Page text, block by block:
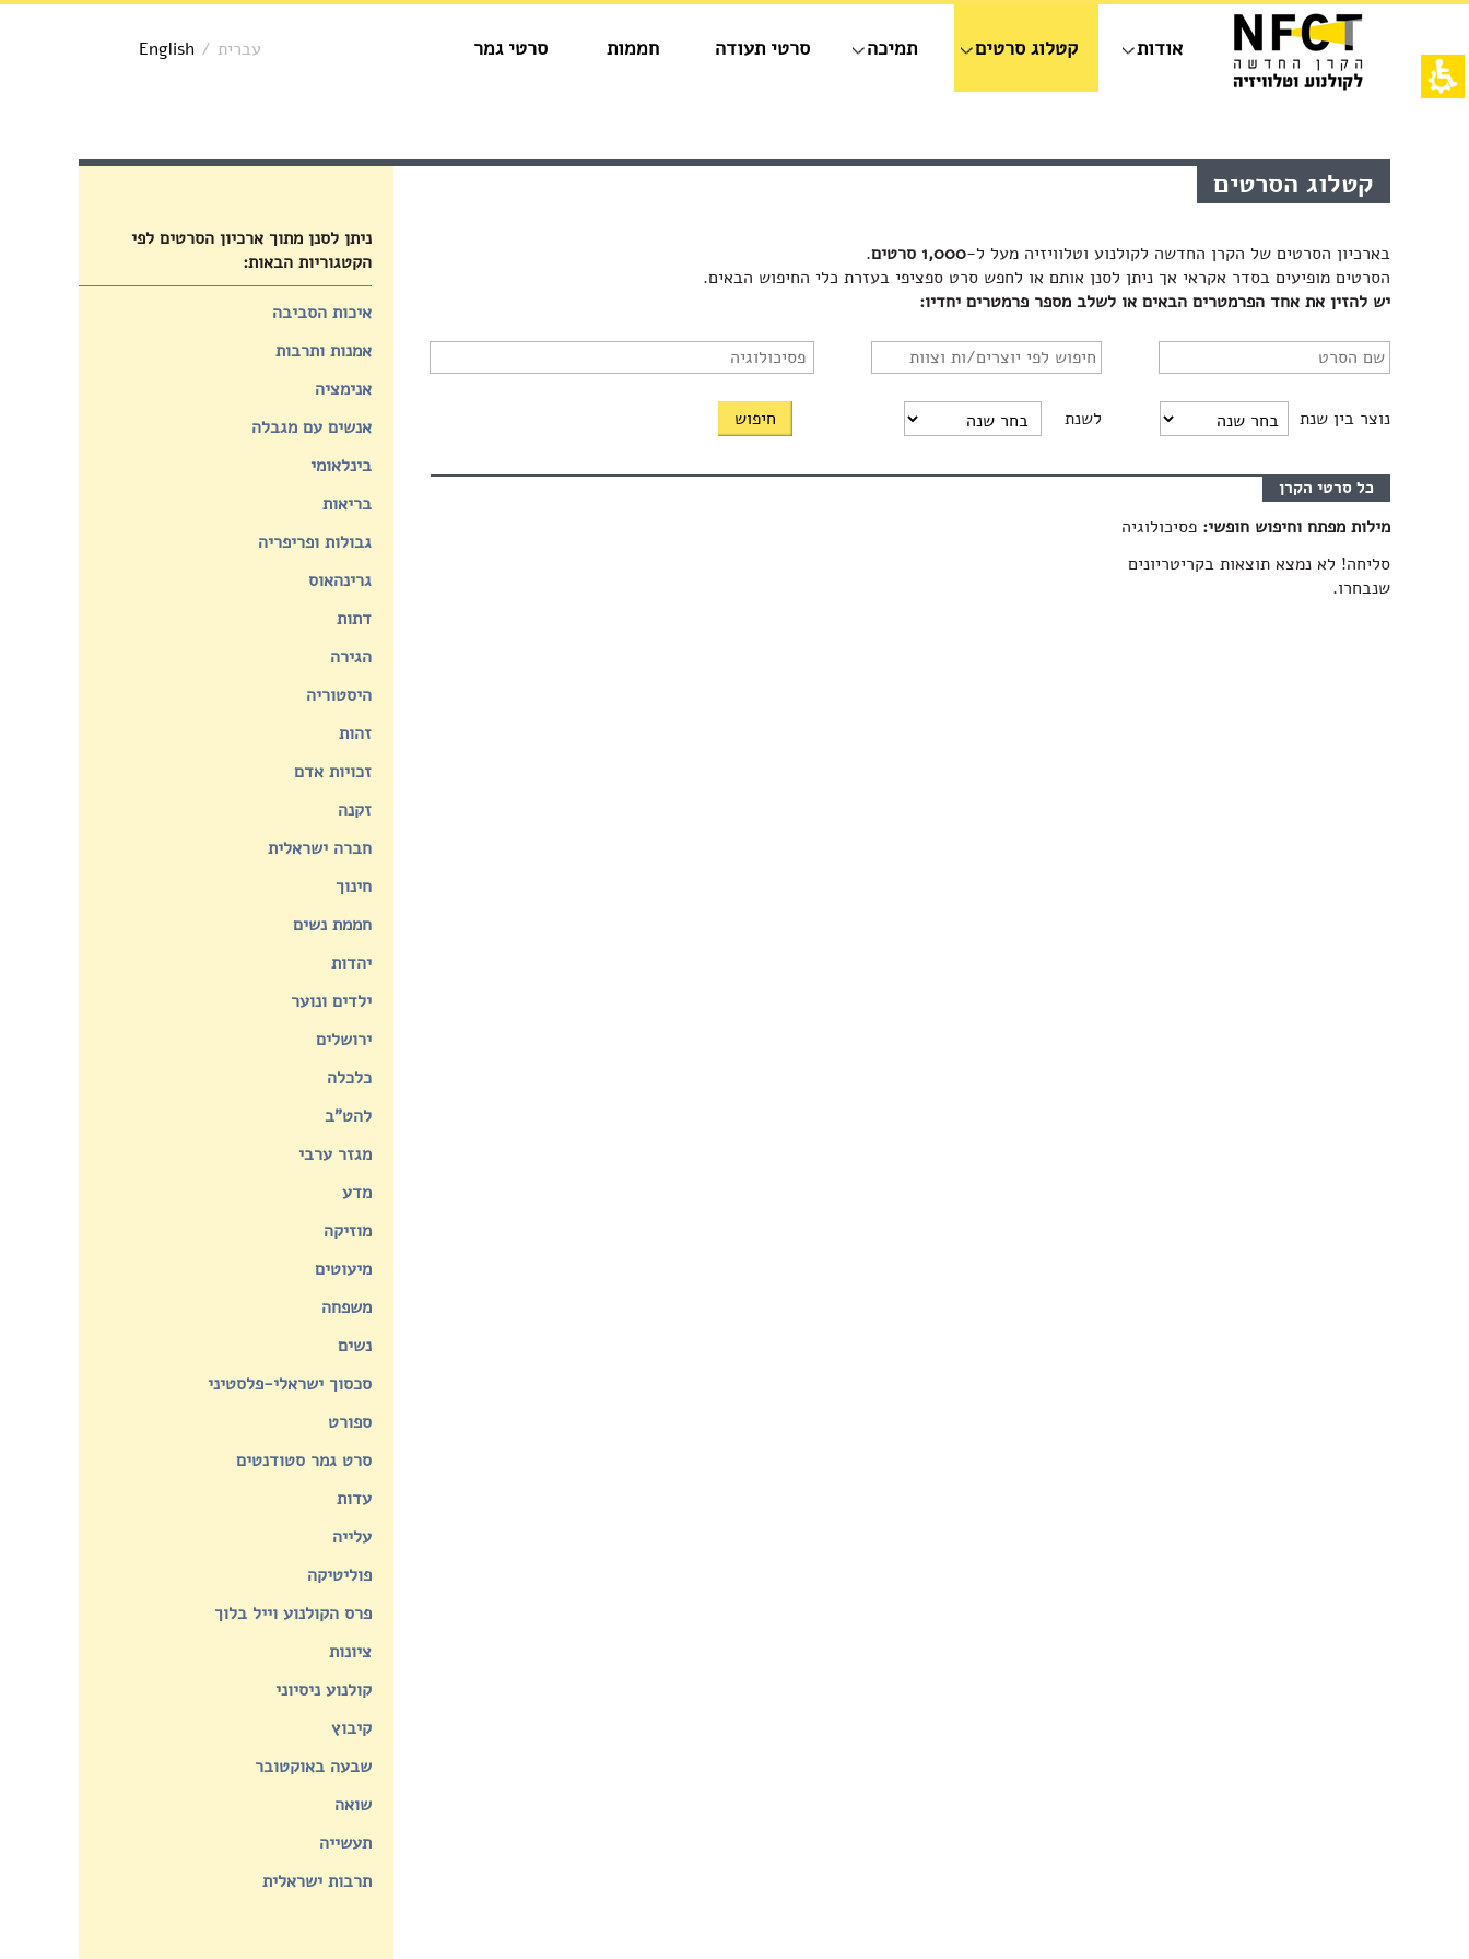
תחילתו
אינטרנט,
לחץ
אודות קטלוג סרטים תמיכה סרטי תעודה חממות סרטי גמר עברית /
English
ניתן לסנן מתוך ארכיון הסרטים לפי
הקטגוריות הבאות:
איכות הסביבה
אמנות ותרבות
אנימציה
אנשים עם מגבלה
בינלאומי
בריאות
גבולות ופריפריה
גרינהאוס
דתות
הגירה
היסטוריה
זהות
זכויות אדם
זקנה
חברה ישראלית
חינוך
חממת נשים
יהדות
ילדים ונוער
ירושלים
כלכלה
להט"ב
מגזר ערבי
מדע
מוזיקה
מיעוטים
משפחה
נשים
סכסוך ישראלי-פלסטיני
ספורט
סרט גמר סטודנטים
עדות
עלייה
פוליטיקה
פרס הקולנוע וייל בלוך
ציונות
קולנוע ניסיוני
קיבוץ
שבעה באוקטובר
שואה
תעשייה
תרבות ישראלית
קטלוג הסרטים
בארכיון הסרטים של הקרן החדשה לקולנוע וטלוויזיה מעל ל-1,000 סרטים
.
הסרטים מופיעים בסדר אקראי אך ניתן לסנן אותם או לחפש סרט ספציפי בעזרת כלי החיפוש הבאים.
יש להזין את אחד הפרמטרים הבאים או לשלב מספר פרמטרים יחדיו:
נוצר בין שנת לשנת
כל סרטי הקרן
מילות מפתח וחיפוש חופשי: פסיכולוגיה
סליחה! לא נמצא תוצאות בקריטריונים
שנבחרו.